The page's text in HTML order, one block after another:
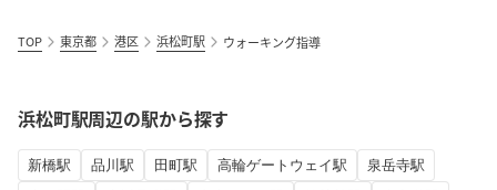
TOP 東京都 港区 浜松町駅 ウォーキング指導
浜松町駅周辺の駅から探す
新橋駅 品川駅 田町駅 高輪ゲートウェイ駅
泉岳寺駅